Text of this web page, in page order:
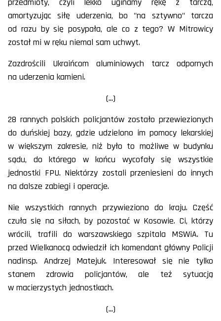
przedmioty, czyli lekko uginamy rękę z tarczą,
amortyzując siłę uderzenia, bo "na sztywno" tarcza
od razu by się posypała, ale co z tego? W Mitrowicy
został mi w ręku niemal sam uchwyt.
Zazdrościli Ukraińcom aluminiowych tarcz odpornych
na uderzenia kamieni.
(...)
28 rannych polskich policjantów zostało przewiezionych
do duńskiej bazy, gdzie udzielono im pomocy lekarskiej
w większym zakresie, niż było to możliwe w budynku
sądu, do którego w końcu wycofały się wszystkie
jednostki FPU. Niektórzy zostali przeniesieni do innych
na dalsze zabiegi i operacje.
Nie wszystkich rannych przywieziono do kraju. Część
czuła się na siłach, by pozostać w Kosowie. Ci, którzy
wrócili, trafili do warszawskiego szpitala MSWiA. Tu
przed Wielkanocą odwiedził ich komendant główny Policji
nadinsp. Andrzej Matejuk. Interesował się nie tylko
stanem zdrowia policjantów, ale też sytuacją
w macierzystych jednostkach.
(...)